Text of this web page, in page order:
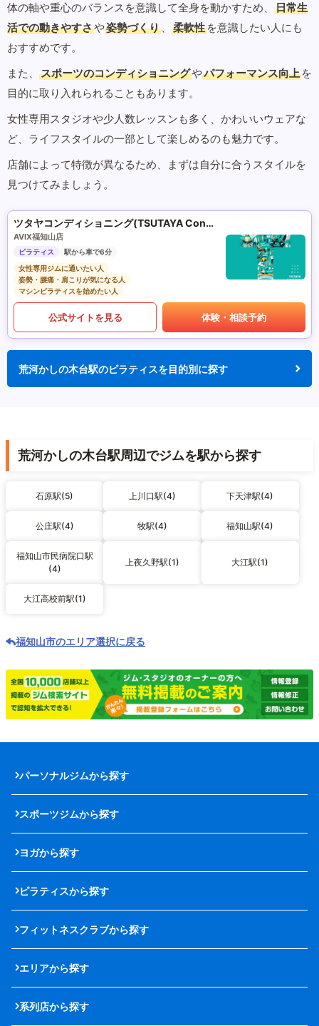
体の軸や重心のバランスを意識して全身を動かすため、
日常生
活での動きやすさや姿勢づくり 、 柔軟性 を意識したい人にも
おすすめです。
また、
スポーツのコンディショニングやパフォーマンス向上 を
目的に取り入れられることもあります。
女性専用スタジオや少人数レッスンも多く、かわいいウェアな
ど、ライフスタイルの一部として楽しめるのも魅力です。
店舗によって特徴が異なるため、まずは自分に合うスタイルを
見つけてみましょう。
ツタヤコンディショニング(TSUTAYA Conditioning)PILATES
AVIX福知山店
ピラティス
駅から車で6分
女性専用ジムに通いたい人
姿勢・腰痛・肩こりが気になる人
マシンピラティスを始めたい人
公式サイトを見る 体験・相談予約
荒河かしの木台駅のピラティスを目的別に探す
荒河かしの木台駅周辺でジムを駅から探す
石原駅(5) 上川口駅(4) 下天津駅(4)
公庄駅(4) 牧駅(4) 福知山駅(4)
福知山市民病院口駅
(4)
上夜久野駅(1) 大江駅(1)
大江高校前駅(1)
福知山市のエリア選択に戻る
パーソナルジムから探す
スポーツジムから探す
ヨガから探す
ピラティスから探す
フィットネスクラブから探す
エリアから探す
系列店から探す